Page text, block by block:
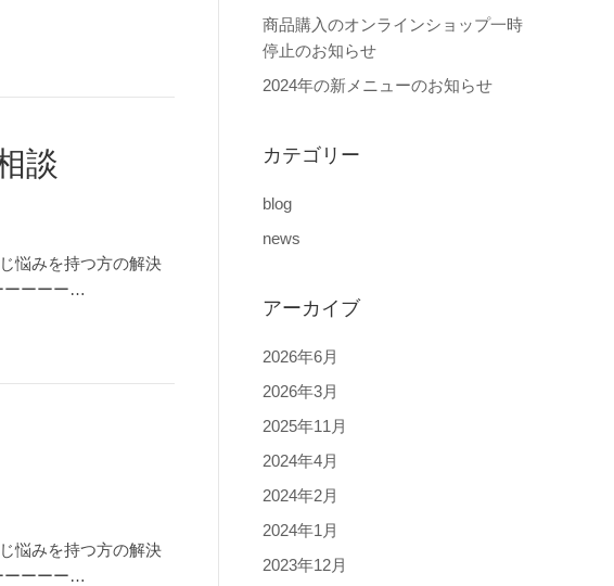
談
悩みを持つ方の解決
ーーーー…
悩みを持つ方の解決
ーーーー…
商品購入のオンラインショップ一時
停止のお知らせ
2024年の新メニューのお知らせ
カテゴリー
blog
news
アーカイブ
2026年6月
2026年3月
2025年11月
2024年4月
2024年2月
2024年1月
2023年12月